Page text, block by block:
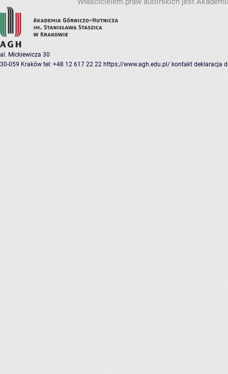
al. Mickiewicza 30
30-059 Kraków tel: +48 12 617 22 22 https://www.agh.edu.pl/ kontakt deklaracja